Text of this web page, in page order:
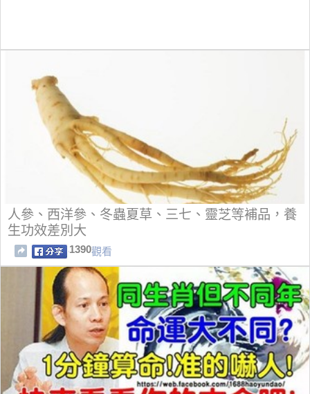
人參、西洋參、冬蟲夏草、三七、靈芝等補品，養
生功效差別大
1390觀看